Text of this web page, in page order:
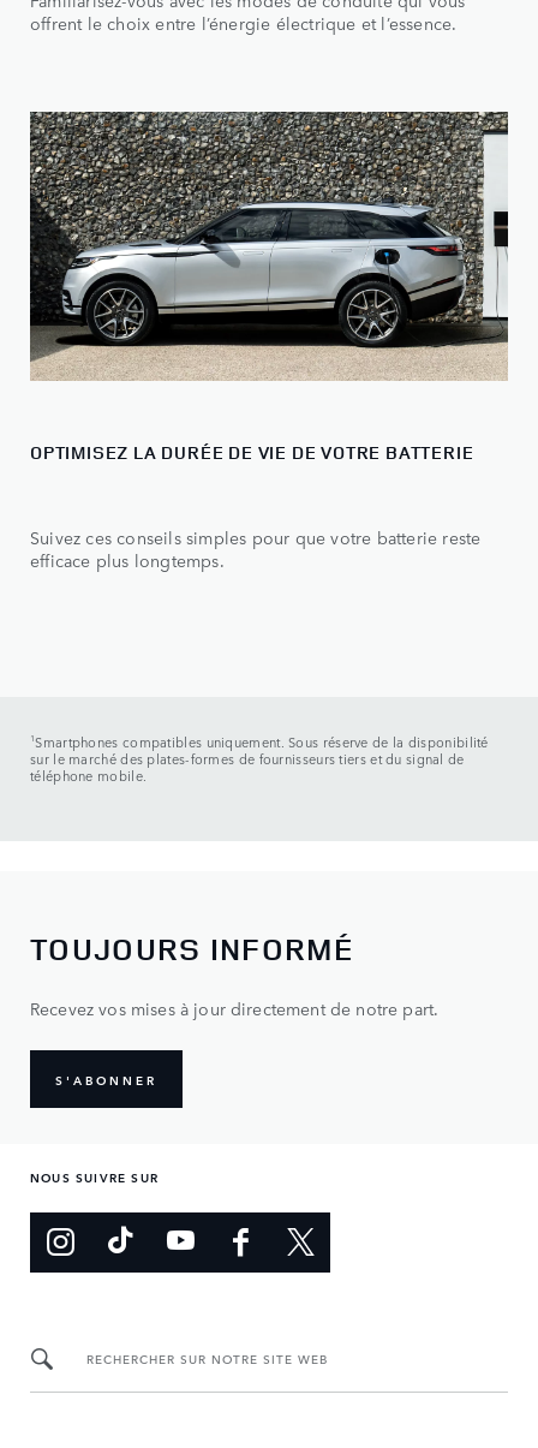
offrent le choix entre l’énergie électrique et l’essence.
OPTIMISEZ LA DURÉE DE VIE DE VOTRE BATTERIE
Suivez ces conseils simples pour que votre batterie reste
efficace plus longtemps.
1Smartphones compatibles uniquement. Sous réserve de la disponibilité
sur le marché des plates-formes de fournisseurs tiers et du signal de
téléphone mobile.
TOUJOURS INFORMÉ
Recevez vos mises à jour directement de notre part.
S'ABONNER
NOUS SUIVRE SUR
RECHERCHER SUR NOTRE SITE WEB